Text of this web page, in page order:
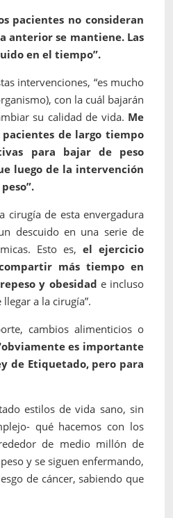
pacientes no consideran
anterior se mantiene. Las
en el tiempo”.
intervenciones, “es mucho
con la cuál bajarán
su calidad de vida. Me
de largo tiempo
para bajar de peso
luego de la intervención
cirugía de esta envergadura
descuido en una serie de
Esto es, el ejercicio
más tiempo en
y obesidad e incluso
a la cirugía”.
cambios alimenticios o
es importante
de Etiquetado, pero para
estilos de vida sano, sin
qué hacemos con los
de medio millón de
y se siguen enfermando,
de cáncer, sabiendo que